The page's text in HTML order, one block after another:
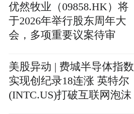
优然牧业（09858.HK）将
于2026年举行股东周年大
会，多项重要议案待审
美股异动 | 费城半导体指数
实现创纪录18连涨 英特尔
(INTC.US)打破互联网泡沫